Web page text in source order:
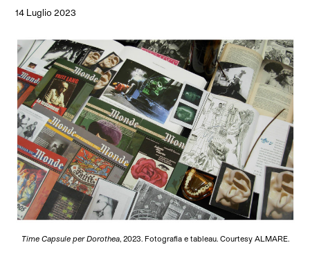
14 Luglio 2023
Time Capsule per Dorothea, 2023. Fotografia e tableau. Courtesy ALMARE.